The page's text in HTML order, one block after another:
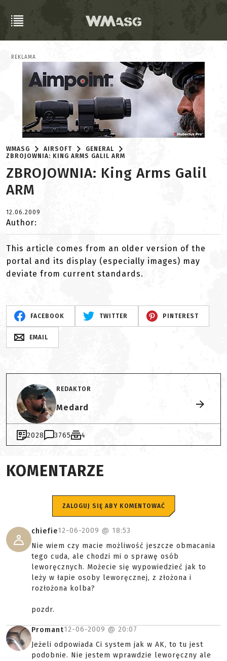
REKLAMA
WMASG AIRSOFT
GENERAL
ZBROJOWNIA: KING ARMS GALIL ARM
ZBROJOWNIA: King Arms Galil
ARM
12.06.2009
Author:
This article comes from an older version of the
portal and its display (especially images) may
deviate from current standards.
FACEBOOK TWITTER PINTEREST
EMAIL
REDAKTOR
Medard
2028 3765 4
KOMENTARZE
ZALOGUJ SIĘ ABY KOMENTOWAĆ
chiefie12-06-2009 @ 18:53
Nie wiem czy macie możliwość jeszcze obmacania
tego cuda, ale chodzi mi o sprawę osób
leworęcznych. Możecie się wypowiedzieć jak to
leży w łapie osoby leworęcznej, z złożona i
rozłożona kolba?
pozdr.
Promant12-06-2009 @ 20:07
Jeżeli odpowiada Ci system jak w AK, to tu jest
podobnie. Nie jestem wprawdzie leworęczny ale